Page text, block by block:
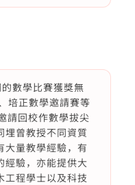
數學比賽獲獎無
培正數學邀請賽等
請回校作數學拔尖
埋曾教授不同資質
大量教學經驗，有
經驗，亦能提供大
工程學士以及科技